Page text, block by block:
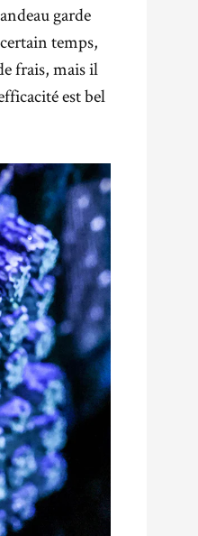
garde
temps,
frais, mais il
est bel